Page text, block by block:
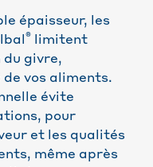
épaisseur, les
®
limitent
givre,
vos aliments.
évite
pour
et les qualités
même après